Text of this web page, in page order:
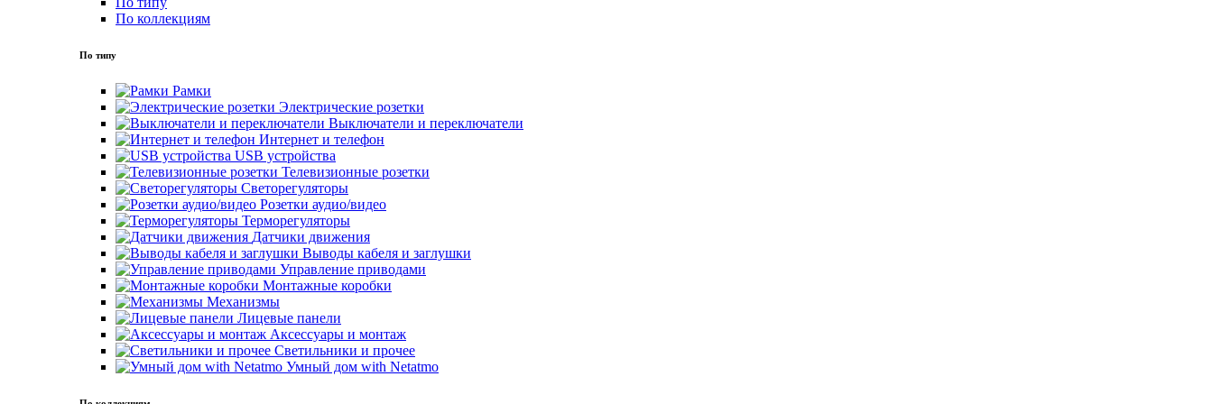
По коллекциям
По типу
Рамки
Электрические розетки
Выключатели и переключатели
Интернет и телефон
USB устройства
Телевизионные розетки
Светорегуляторы
Розетки аудио/видео
Терморегуляторы
Датчики движения
Выводы кабеля и заглушки
Управление приводами
Монтажные коробки
Механизмы
Лицевые панели
Аксессуары и монтаж
Светильники и прочее
Умный дом with Netatmo